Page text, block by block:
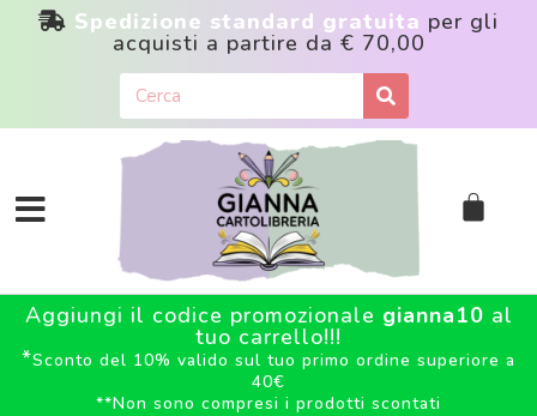
Spedizione standard gratuita per gli
acquisti a partire da € 70,00
Aggiungi il codice promozionale gianna10 al
tuo carrello!!!
*Sconto del 10% valido sul tuo primo ordine superiore a
40€
**Non sono compresi i prodotti scontati